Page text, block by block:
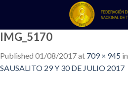
content
IMG_5170
Published 01/08/2017at 709 × 945 in
SAUSALITO 29 Y 30 DE JULIO 2017